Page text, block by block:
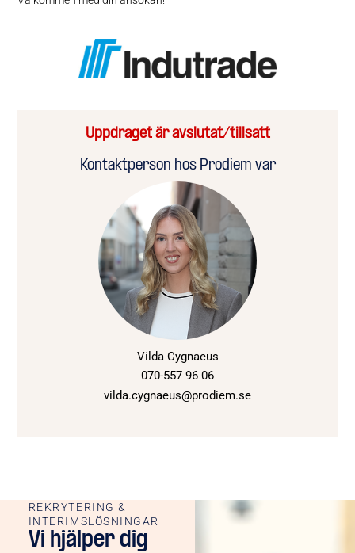
Uppdraget är avslutat/tillsatt
Kontaktperson hos Prodiem var
Vilda Cygnaeus
070-557 96 06
vilda.cygnaeus@prodiem.se
REKRYTERING &
INTERIMSLÖSNINGAR
Vi hjälper dig